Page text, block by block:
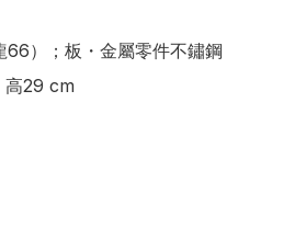
66）；板・金屬零件不鏽鋼
高29 cm